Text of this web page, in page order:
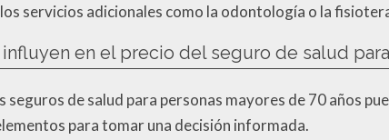
servicios adicionales como la odontología o la
en el precio del seguro de salud
seguros de salud para personas mayores de 70 años
para tomar una decisión informada.